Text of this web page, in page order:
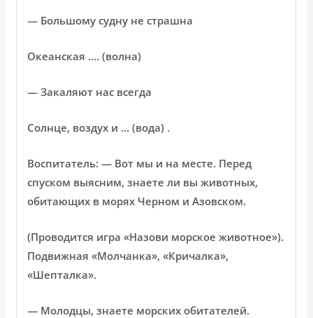
— Большому судну не страшна
Океанская …. (волна)
— Закаляют нас всегда
Солнце, воздух и … (вода) .
Воспитатель: — Вот мы и на месте. Перед
спуском выясним, знаете ли вы животных,
обитающих в морях Черном и Азовском.
(Проводится игра «Назови морское животное»).
Подвижная «Молчанка», «Кричалка»,
«Шепталка».
— Молодцы, знаете морских обитателей.